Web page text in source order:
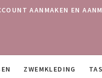
AANMAKEN EN
ZWEMKLEDING